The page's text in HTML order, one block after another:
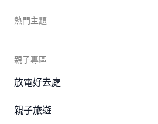
熱門主題
親子專區
放電好去處
親子旅遊